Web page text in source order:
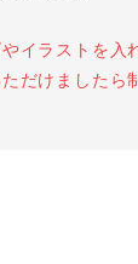
イラストを入
だけましたら